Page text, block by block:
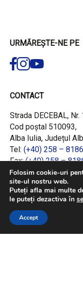
URMĂREȘTE-NE PE
CONTACT
Strada DECEBAL, Nr.
Cod poștal 510093,
Alba Iulia, Județul
Tel: (+40) 258 –
Fax:(+40) 258 –
Email:
LINK-URI RAPIDE
Consiliul European
Jurnalul Oficial al
Folosim cookie-uri
site-ul nostru web.
Puteți afla mai multe
le puteți dezactiva în
Accept